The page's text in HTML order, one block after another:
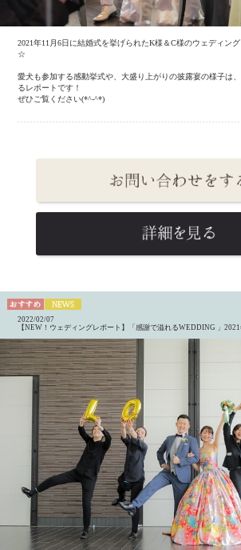
2021年11月6日に結婚式を挙げられたK様＆C様のウェディン
☆
愛犬も参加する感動挙式や、大盛り上がりの披露宴の様子は
るレポートです！
ぜひご覧ください(*^-^*)
2022/02/07
【NEW！ウェディングレポート】「感謝で溢れるWEDDING 」